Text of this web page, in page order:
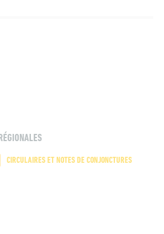
CIRCULAIRES ET NOTES DE CONJONCTURES